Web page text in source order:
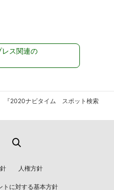
ス関連の
『2020ナビタイム スポット検索
人権方針
トに対する基本方針